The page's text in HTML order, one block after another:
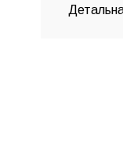
Детальна